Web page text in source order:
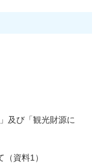
及び「観光財源に
資料1）